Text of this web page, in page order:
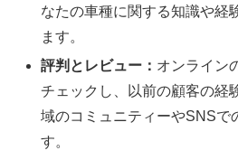
なたの車種に関する知識や経
ます。
評判とレビュー： オンライン
チェックし、以前の顧客の経
域のコミュニティーやSNSで
す。